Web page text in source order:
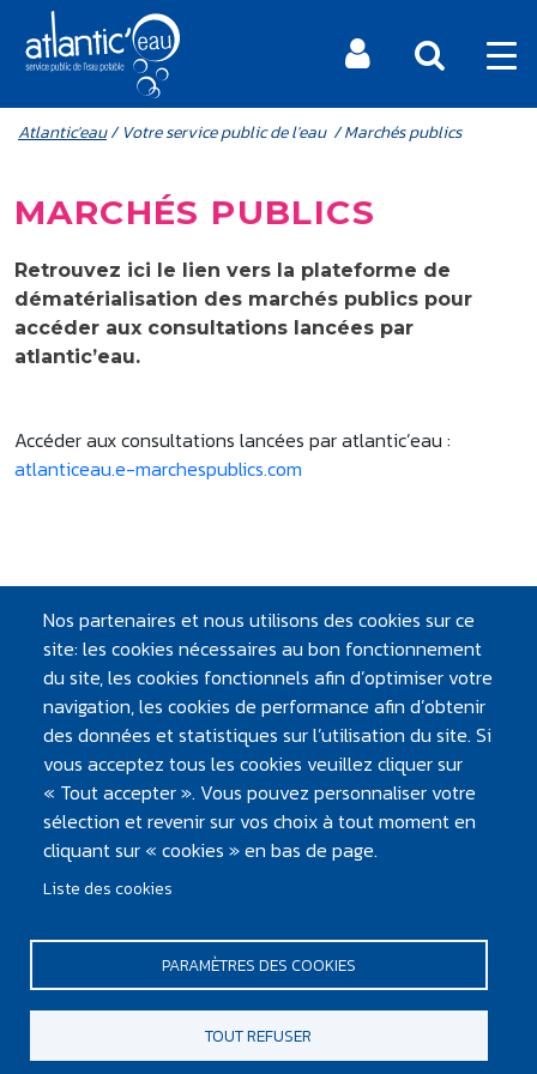
Aller au contenu principal
MENU MOBILE
FIL D'ARIANE
Atlantic'eau/ Votre service public de l'eau / Marchés publics
MARCHÉS PUBLICS
Retrouvez ici le lien vers la plateforme de
dématérialisation des marchés publics pour
accéder aux consultations lancées par
atlantic’eau.
Accéder aux consultations lancées par atlantic’eau :
atlanticeau.e-marchespublics.com
À VOIR, À LIRE
Atlantic'eau
le Mag
Articles, dossiers, chiffres clés... retrouvez toute
l'info en ligne !
PIED DE PAGE
Mentions légales et crédits
Nos partenaires et nous utilisons des cookies sur ce
site: les cookies nécessaires au bon fonctionnement
du site, les cookies fonctionnels afin d’optimiser votre
navigation, les cookies de performance afin d’obtenir
des données et statistiques sur l’utilisation du site. Si
vous acceptez tous les cookies veuillez cliquer sur
« Tout accepter ». Vous pouvez personnaliser votre
sélection et revenir sur vos choix à tout moment en
cliquant sur « cookies » en bas de page.
Liste des cookies
PARAMÈTRES DES COOKIES
TOUT REFUSER